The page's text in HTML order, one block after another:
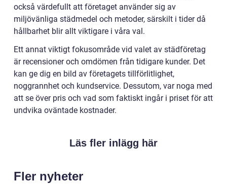
också värdefullt att företaget använder sig av
miljövänliga städmedel och metoder, särskilt i tider då
hållbarhet blir allt viktigare i våra val.
Ett annat viktigt fokusområde vid valet av städföretag
är recensioner och omdömen från tidigare kunder. Det
kan ge dig en bild av företagets tillförlitlighet,
noggrannhet och kundservice. Dessutom, var noga med
att se över pris och vad som faktiskt ingår i priset för att
undvika oväntade kostnader.
Läs fler inlägg här
Fler nyheter